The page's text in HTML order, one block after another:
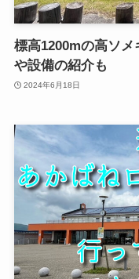
標高1200mの高ソ
や設備の紹介も
2024年6月18日